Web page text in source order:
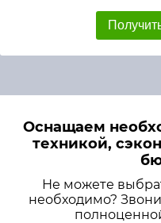
Оснащаем
техникой,
Не можете
необходимо?